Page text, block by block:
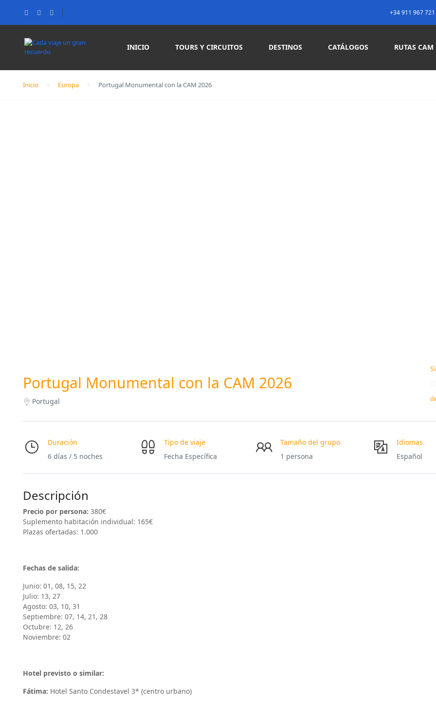
+34 911 967 721
INICIO TOURS Y CIRCUITOS DESTINOS CATÁLOGOS RUTAS CAM
Inicio Europa Portugal Monumental con la CAM 2026
Portugal Monumental con la CAM 2026
Portugal
Duración
6 días / 5 noches
Tipo de viaje
Fecha Específica
Tamaño del grupo
1 persona
Idiomas
Español
Descripción
Precio por persona: 380€
Suplemento habitación individual: 165€
Plazas ofertadas: 1.000
Fechas de salida:
Junio: 01, 08, 15, 22
Julio: 13, 27
Agosto: 03, 10, 31
Septiembre: 07, 14, 21, 28
Octubre: 12, 26
Noviembre: 02
Hotel previsto o similar:
Fátima: Hotel Santo Condestavel 3* (centro urbano)